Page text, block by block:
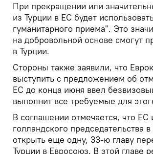
При прекращении или
из Турции в ЕС будет
гуманитарного приема". Это
на добровольной основе смогут
в Турции.
Стороны также заявили, что
выступить с предложением об
ЕС до конца июня ввел
выполнит все требуемые для
В соглашении отмечается, что
голландского председательства
открыть еще одну, 33-ю главу
Турции в Евросоюз. В этой главе